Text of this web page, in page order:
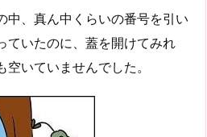
中、真ん中くらいの番号を引い
ていたのに、蓋を開けてみれ
いていませんでした。